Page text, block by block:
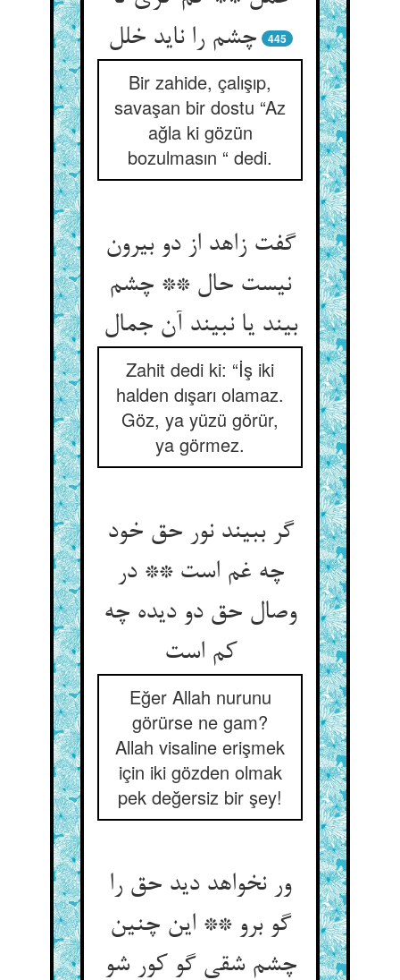
چشم را ناید خلل‏
445
Bir zahide, çalışıp,
savaşan bir dostu “Az
ağla ki gözün
bozulmasın “ dedi.
گفت زاهد از دو بیرون
نیست حال ** چشم
بیند یا نبیند آن جمال‏
Zahit dedi ki: “İş iki
halden dışarı olamaz.
Göz, ya yüzü görür,
ya görmez.
گر ببیند نور حق خود
چه غم است ** در
وصال حق دو دیده چه
کم است‏
Eğer Allah nurunu
görürse ne gam?
Allah visaline erişmek
için iki gözden olmak
pek değersiz bir şey!
ور نخواهد دید حق را
گو برو ** این چنین
چشم شقی گو کور شو